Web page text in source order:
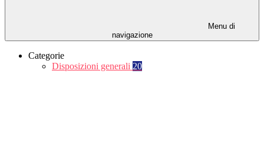
Menu di
navigazione
Categorie
Disposizioni generali 20